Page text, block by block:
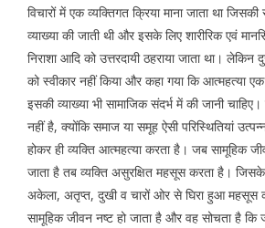
विचारों में एक व्यक्तिगत क्रिया माना जाता था
व्याख्या की जाती थी और इसके लिए शारीरिक एवं
निराशा आदि को उत्तरदायी ठहराया जाता था। लेकिन
को स्वीकार नहीं किया और कहा गया कि आत्महत्या
इसकी व्याख्या भी सामाजिक संदर्भ में की जानी
नहीं है, क्योंकि समाज या समूह ऐसी परिस्थितियां
होकर ही व्यक्ति आत्महत्या करता है। जब सामूहिक
जाता है तब व्यक्ति असुरक्षित महसूस करता है।
अकेला, अतृप्त, दुखी व चारों ओर से घिरा हुआ महसूस
सामूहिक जीवन नष्ट हो जाता है और वह सोचता है कि